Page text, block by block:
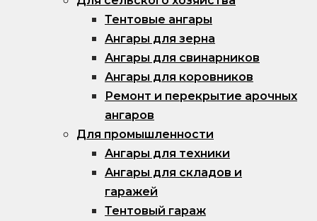
Тентовые ангары
Ангары для зерна
Ангары для свинарников
Ангары для коровников
Ремонт и перекрытие арочных
ангаров
Для промышленности
Ангары для техники
Ангары для складов и
гаражей
Тентовый гараж